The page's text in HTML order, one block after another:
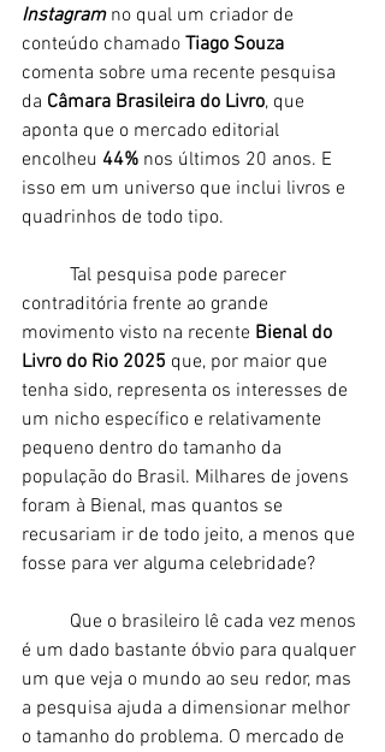
Instagram no qual um criador de
conteúdo chamado Tiago Souza
comenta sobre uma recente pesquisa
da Câmara Brasileira do Livro, que
aponta que o mercado editorial
encolheu 44% nos últimos 20 anos. E
isso em um universo que inclui livros e
quadrinhos de todo tipo.
contraditória frente ao grande
movimento visto na recente Bienal do
Livro do Rio 2025 que, por maior que
tenha sido, representa os interesses de
um nicho específico e relativamente
pequeno dentro do tamanho da
população do Brasil. Milhares de jovens
foram à Bienal, mas quantos se
recusariam ir de todo jeito, a menos que
fosse para ver alguma celebridade?
é um dado bastante óbvio para qualquer
um que veja o mundo ao seu redor, mas
a pesquisa ajuda a dimensionar melhor
o tamanho do problema. O mercado de